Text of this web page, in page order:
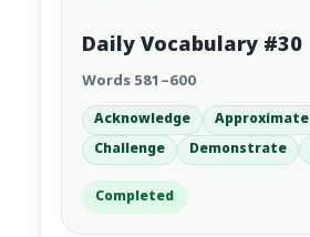
Daily Vocabulary #30
Words 581–600
Acknowledge Approximate
Challenge
Demonstrate
Completed